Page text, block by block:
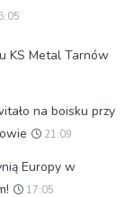
KS Metal Tarnów
na boisku przy
21:09
Europy w
17:05